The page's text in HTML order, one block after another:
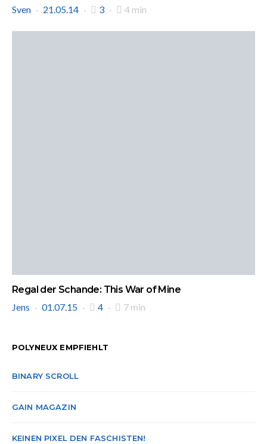
Sven
21.05.14 3 4 min
Regal der Schande: This War of Mine
Jens
01.07.15 4 7 min
POLYNEUX EMPFIEHLT
BINARY SCROLL
GAIN MAGAZIN
KEINEN PIXEL DEN FASCHISTEN!